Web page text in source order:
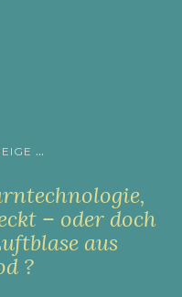
...
– oder doch
aus
?